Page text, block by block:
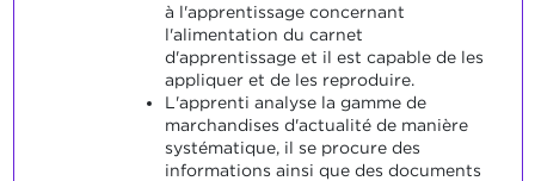
à l'apprentissage concernant
l'alimentation du carnet
d'apprentissage et il est capable de les
appliquer et de les reproduire.
L'apprenti analyse la gamme de
marchandises d'actualité de manière
systématique, il se procure des
informations ainsi que des documents